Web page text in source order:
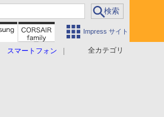
Impress サイト
全カテゴリ
スマートフォン